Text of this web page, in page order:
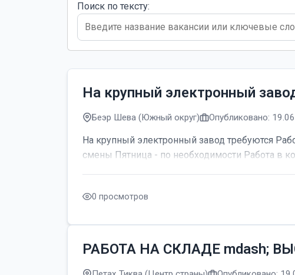
Поиск по тексту:
На крупный электронный
Беэр Шева (Южный округ) Опубликовано:
На крупный электронный завод требуются
смены Пятница - по необходимости Работа в
0 просмотров
РАБОТА НА СКЛАДЕ mdash;